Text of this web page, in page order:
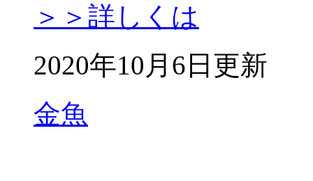
＞＞詳しくは
2020年10月6日更新
金魚